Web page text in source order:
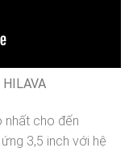
nhất cho đến
3,5 inch với hệ